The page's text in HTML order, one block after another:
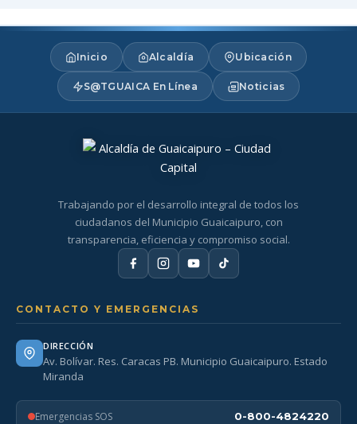
Inicio Alcaldía Ubicación
S@TGUAICA En Línea Noticias
Trabajando por el desarrollo integral de todos los
ciudadanos del Municipio Guaicaipuro, con
transparencia, eficiencia y compromiso social.
CONTACTO Y EMERGENCIAS
DIRECCIÓN
Av. Bolívar. Res. Caracas PB. Municipio Guaicaipuro. Estado
Miranda
Emergencias SOS 0-800-4824220